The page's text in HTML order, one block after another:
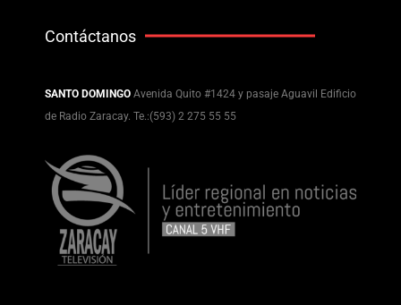
Contáctanos
SANTO DOMINGO Avenida Quito #1424 y pasaje Aguavil Edificio
de Radio Zaracay. Te.:(593) 2 275 55 55